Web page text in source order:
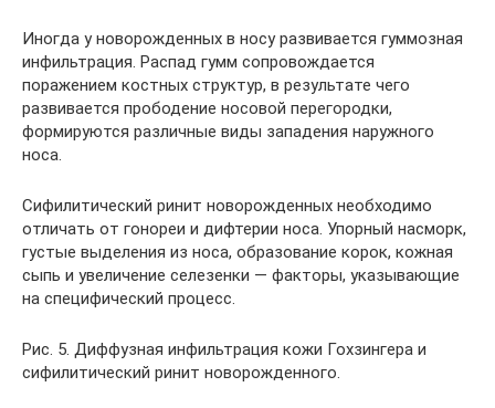
Иногда у новорожденных в носу развивается гуммозная
инфильтрация. Распад гумм сопровождается
поражением костных структур, в результате чего
развивается прободение носовой перегородки,
формируются различные виды западения наружного
носа.
Сифилитический ринит новорожденных необходимо
отличать от гонореи и дифтерии носа. Упорный насморк,
густые выделения из носа, образование корок, кожная
сыпь и увеличение селезенки — факторы, указывающие
на специфический процесс.
Рис. 5. Диффузная инфильтрация кожи Гохзингера и
сифилитический ринит новорожденного.